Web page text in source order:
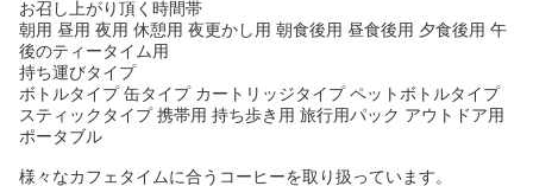
お召し上がり頂く時間帯
朝用 昼用 夜用 休憩用 夜更かし用 朝食後用 昼食後用 夕食後用 午
後のティータイム用
持ち運びタイプ
ボトルタイプ 缶タイプ カートリッジタイプ ペットボトルタイプ
スティックタイプ 携帯用 持ち歩き用 旅行用パック アウトドア用
ポータブル
様々なカフェタイムに合うコーヒーを取り扱っています。